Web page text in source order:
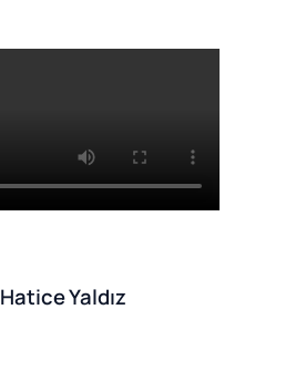
Hatice Yaldız